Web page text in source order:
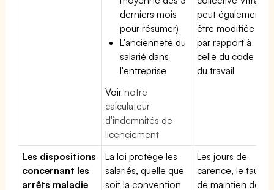
derniers mois
pour résumer)
L'ancienneté du
salarié dans
l'entreprise
Voirnotre
calculateur
d'indemnités de
licenciement
peut également
être modifiée
par rapport à
celle du code
du travail
Les dispositions
concernant les
arrêts maladie
La loi protège les
salariés, quelle que
soit la convention
Les jours de
carence, le taux
de maintien de